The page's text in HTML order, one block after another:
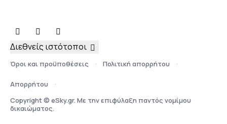
Όροι και προϋποθέσεις Πολιτική απορρήτου
Απορρήτου
Copyright © eSky.gr. Με την επιφύλαξη παντός νομίμου
δικαιώματος.
Διεθνείς ιστότοποι